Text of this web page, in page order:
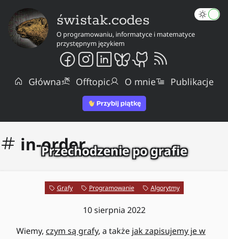
świstak.codes
O programowaniu, informatyce i matematyce
przystępnym językiem
Główna Offtopic O mnie Publikacje
in-order
Przechodzenie po grafie
Grafy Programowanie Algorytmy
10 sierpnia 2022
Wiemy, czym są grafy, a także jak zapisujemy je w